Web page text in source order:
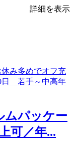
詳細を表示
ムパッケー
可／年...